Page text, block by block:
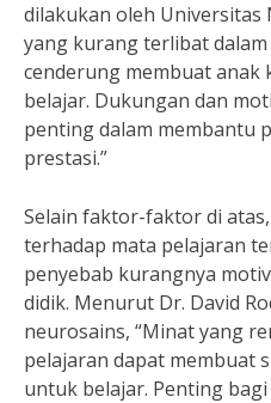
dilakukan oleh Universitas
yang kurang terlibat
cenderung membuat anak
belajar. Dukungan dan
penting dalam membantu
prestasi.”
Selain faktor-faktor di
terhadap mata pelajaran
penyebab kurangnya
didik. Menurut Dr. David
neurosains, “Minat yang
pelajaran dapat membuat
untuk belajar. Penting